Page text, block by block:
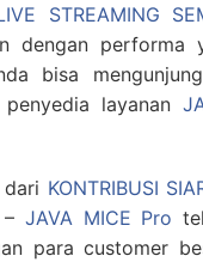
STREAMING
dengan performa
bisa
layanan
KONTRIBUSI
JAVA MICE Pro
para customer